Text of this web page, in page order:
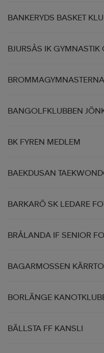
BANKERYDS BASKET
BJURSÅS IK GYMNASTIK
BANGOLFKLUBBEN
BK FYREN MEDLEM
BAEKDUSAN
BARKARÖ SK LEDARE
BRÅLANDA IF SENIOR
BAGARMOSSEN
BORLÄNGE
BÄLLSTA FF KANSLI